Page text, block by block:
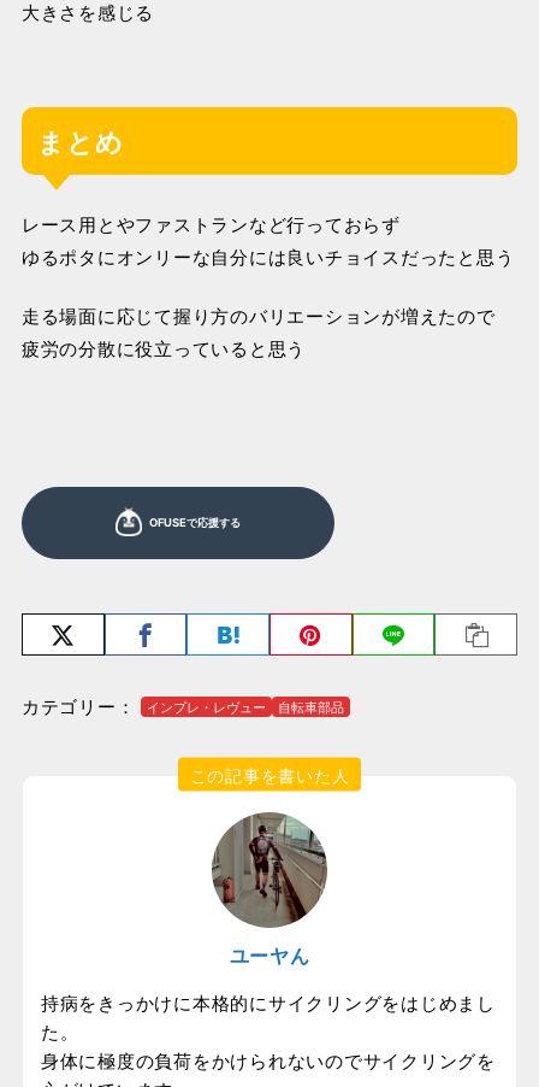
大きさを感じる
まとめ
レース用とやファストランなど行っておらず
ゆるポタにオンリーな自分には良いチョイスだったと思う
走る場面に応じて握り方のバリエーションが増えたので
疲労の分散に役立っていると思う
カテゴリー： インプレ・レヴュー 自転車部品
この記事を書いた人
ユーヤん
持病をきっかけに本格的にサイクリングをはじめまし
た。
身体に極度の負荷をかけられないのでサイクリングを